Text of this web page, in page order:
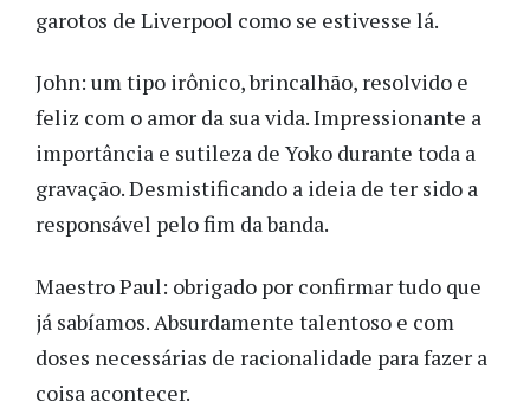
garotos de Liverpool como se estivesse lá.
John: um tipo irônico, brincalhão, resolvido e
feliz com o amor da sua vida. Impressionante a
importância e sutileza de Yoko durante toda a
gravação. Desmistificando a ideia de ter sido a
responsável pelo fim da banda.
Maestro Paul: obrigado por confirmar tudo que
já sabíamos. Absurdamente talentoso e com
doses necessárias de racionalidade para fazer a
coisa acontecer.